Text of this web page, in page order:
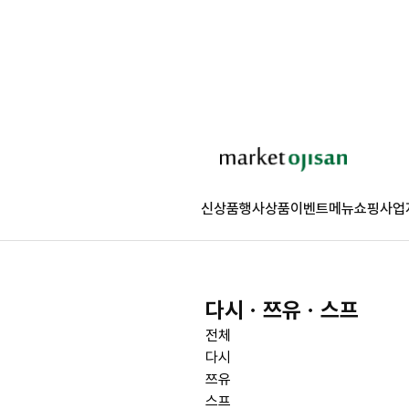
신상품행사상품이벤트메뉴쇼핑사업
다시ㆍ쯔유ㆍ스프
전체
다시
쯔유
스프